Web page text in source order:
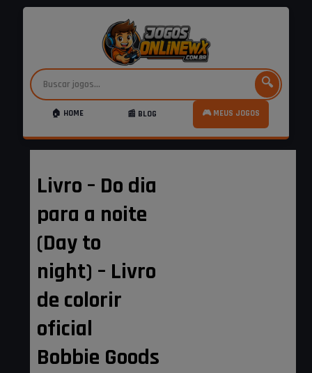
🔍
🏠 HOME 📰 BLOG 🎮 MEUS JOGOS
Livro – Do dia
para a noite
(Day to
night) – Livro
de colorir
oficial
Bobbie Goods